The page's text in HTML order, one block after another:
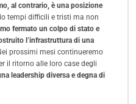
al contrario, è una posizione
tempi difficili e tristi ma non
fermato un colpo di stato e
l’infrastruttura di una
prossimi mesi continueremo
il ritorno alle loro case degli
leadership diversa e degna di